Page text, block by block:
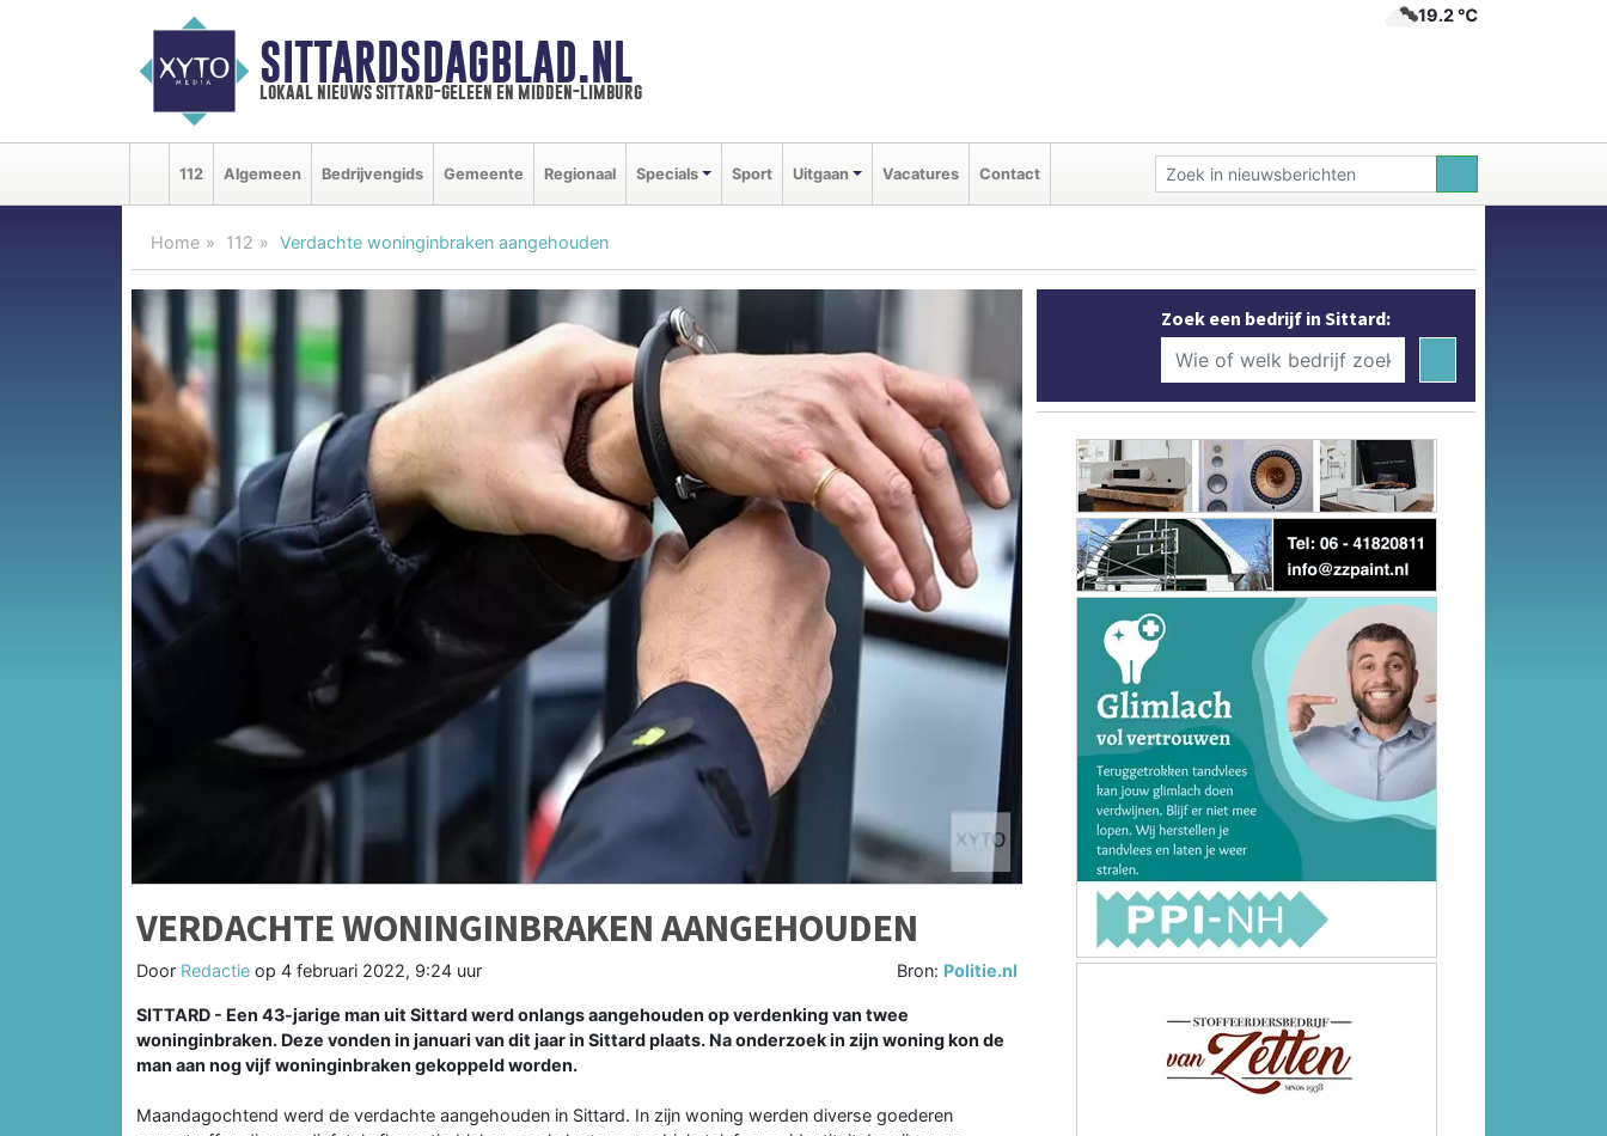
SITTARDSDAGBLAD.NL
lokaal nieuws sittard-geleen en midden-limburg
19.2 ℃
112 Algemeen Bedrijvengids Gemeente Regionaal Specials Sport Uitgaan Vacatures Contact
Home 112 Verdachte woninginbraken aangehouden
VERDACHTE WONINGINBRAKEN AANGEHOUDEN
Door Redactie op 4 februari 2022, 9:24 uur Bron: Politie.nl
SITTARD - Een 43-jarige man uit Sittard werd onlangs aangehouden op verdenking van twee
woninginbraken. Deze vonden in januari van dit jaar in Sittard plaats. Na onderzoek in zijn woning kon de
man aan nog vijf woninginbraken gekoppeld worden.
Maandagochtend werd de verdachte aangehouden in Sittard. In zijn woning werden diverse goederen
Zoek een bedrijf in Sittard: